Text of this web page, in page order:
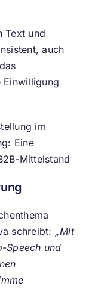
Text und
auch
Einwilligung
schreibt: „Mit
Speech und